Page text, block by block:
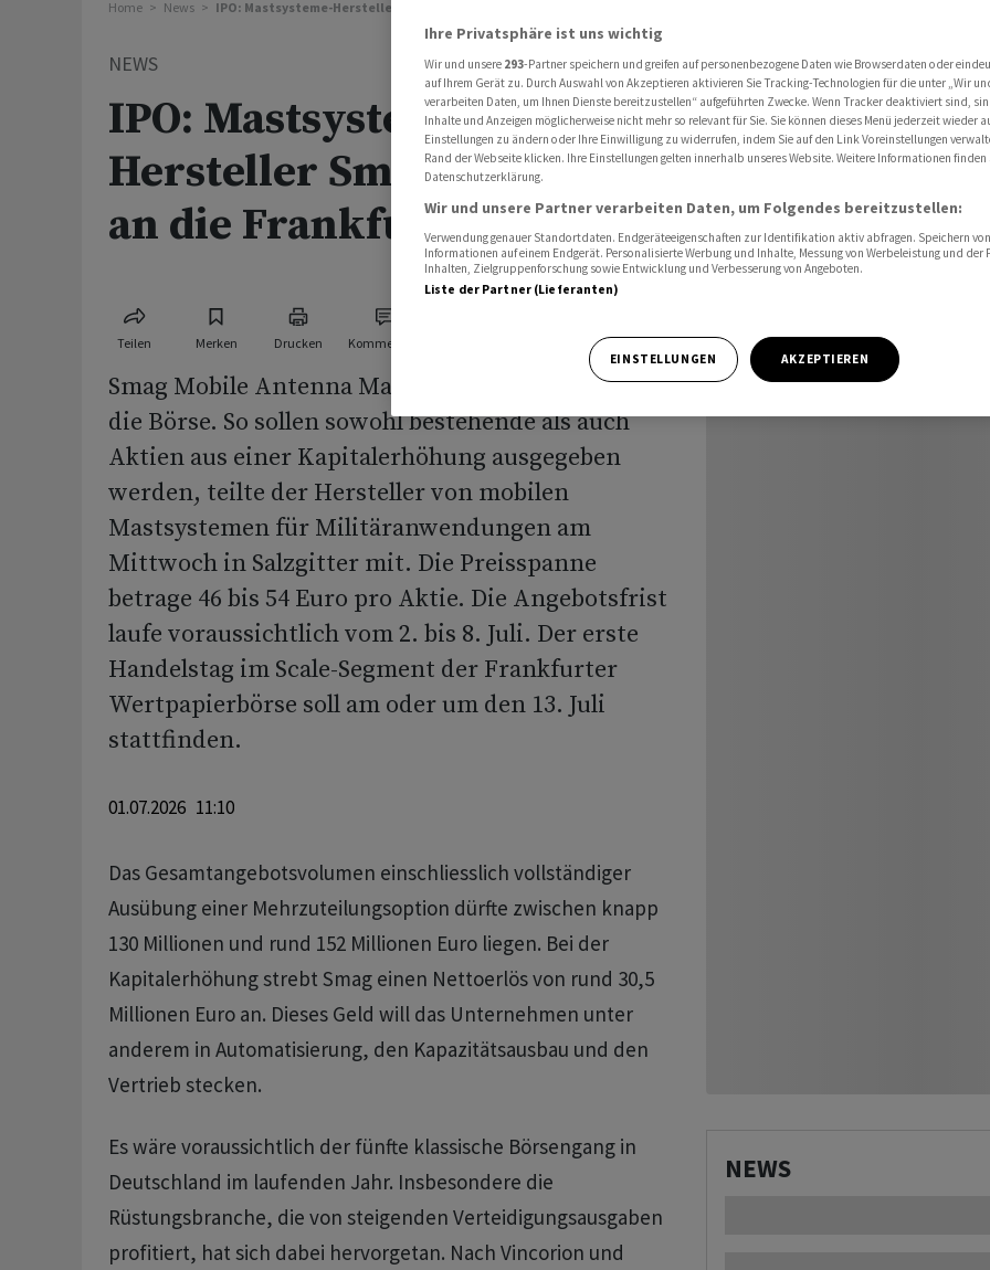
Home News IPO: Mastsysteme-Hersteller Smag will im Juli an die Frankfurter Börse
NEWS
IPO: Mastsysteme-
Hersteller Smag will im Juli
an die Frankfurter Börse
Teilen Merken Drucken Kommentare
Smag Mobile Antenna Masts strebt noch im Juli an
die Börse. So sollen sowohl bestehende als auch
Aktien aus einer Kapitalerhöhung ausgegeben
werden, teilte der Hersteller von mobilen
Mastsystemen für Militäranwendungen am
Mittwoch in Salzgitter mit. Die Preisspanne
betrage 46 bis 54 Euro pro Aktie. Die Angebotsfrist
laufe voraussichtlich vom 2. bis 8. Juli. Der erste
Handelstag im Scale-Segment der Frankfurter
Wertpapierbörse soll am oder um den 13. Juli
stattfinden.
01.07.2026 11:10
Das Gesamtangebotsvolumen einschliesslich vollständiger
Ausübung einer Mehrzuteilungsoption dürfte zwischen knapp
130 Millionen und rund 152 Millionen Euro liegen. Bei der
Kapitalerhöhung strebt Smag einen Nettoerlös von rund 30,5
Millionen Euro an. Dieses Geld will das Unternehmen unter
anderem in Automatisierung, den Kapazitätsausbau und den
Vertrieb stecken.
Es wäre voraussichtlich der fünfte klassische Börsengang in
Deutschland im laufenden Jahr. Insbesondere die
Rüstungsbranche, die von steigenden Verteidigungsausgaben
profitiert, hat sich dabei hervorgetan. Nach Vincorion und
NEWS
Ihre Privatsphäre ist uns wichtig
Wir und unsere 293-Partner speichern und greifen auf personenbezogene Daten wie Browserdaten oder
auf Ihrem Gerät zu. Durch Auswahl von Akzeptieren aktivieren Sie Tracking-Technologien für die unter „Wir
verarbeiten Daten, um Ihnen Dienste bereitzustellen“ aufgeführten Zwecke. Wenn Tracker deaktiviert sind,
Inhalte und Anzeigen möglicherweise nicht mehr so relevant für Sie. Sie können dieses Menü jederzeit wieder
Einstellungen zu ändern oder Ihre Einwilligung zu widerrufen, indem Sie auf den Link Voreinstellungen
Rand der Webseite klicken. Ihre Einstellungen gelten innerhalb unseres Website. Weitere Informationen finden
Datenschutzerklärung.
Wir und unsere Partner verarbeiten Daten, um Folgendes bereitzustellen:
Verwendung genauer Standortdaten. Endgeräteeigenschaften zur Identifikation aktiv abfragen. Speichern
Informationen auf einem Endgerät. Personalisierte Werbung und Inhalte, Messung von Werbeleistung und der
Inhalten, Zielgruppenforschung sowie Entwicklung und Verbesserung von Angeboten.
Liste der Partner (Lieferanten)
EINSTELLUNGEN AKZEPTIEREN